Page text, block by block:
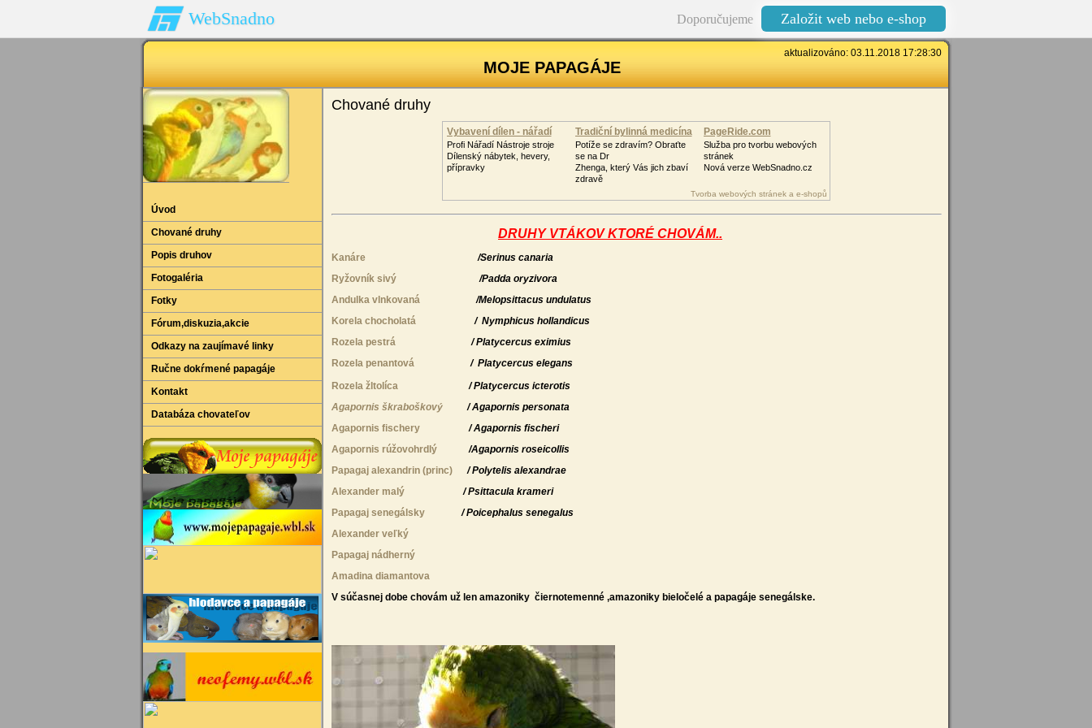
WebSnadno Doporučujeme Založit web nebo e-shop
aktualizováno: 03.11.2018 17:28:30
MOJE PAPAGÁJE
Úvod
Chované druhy
Popis druhov
Fotogaléria
Fotky
Fórum‚diskuzia‚akcie
Odkazy na zaujímavé linky
Ručne dokŕmené papagáje
Kontakt
Databáza chovateľov
Chované druhy
Vybavení dílen - nářadí
Profi Nářadí Nástroje stroje
Dílenský nábytek, hevery,
přípravky
Tradiční bylinná medicína
Potíže se zdravím? Obraťte
se na Dr
Zhenga, který Vás jich zbaví
zdravě
PageRide.com
Služba pro tvorbu webových
stránek
Nová verze WebSnadno.cz
Tvorba webových stránek a e-shopů
DRUHY VTÁKOV KTORÉ CHOVÁM..
Kanáre
/Serinus canaria
Ryžovník sivý
/Padda oryzivora
Andulka vlnkovaná /Melopsittacus undulatus
Korela chocholatá
/ Nymphicus hollandicus
Rozela pestrá
/ Platycercus eximius
Rozela penantová
/ Platycercus elegans
Rozela žltolíca / Platycercus icterotis
Agapornis škraboškový / Agapornis personata
Agapornis fischery
/ Agapornis fischeri
Agapornis rúžovohrdlý
/Agapornis roseicollis
Papagaj alexandrin (princ)
/ Polytelis alexandrae
Alexander malý
/ Psittacula krameri
Papagaj senegálsky
/ Poicephalus senegalus
Alexander veľký
Papagaj nádherný
Amadina diamantova
V súčasnej dobe chovám už len amazoniky čiernotemenné ,amazoniky bieločelé a papagáje senegálske.